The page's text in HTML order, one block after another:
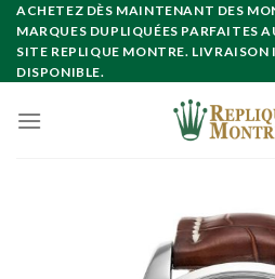
Skip
content
ACHETEZ DÈS MAINTENANT DES
MARQUES DUPLIQUÉES PARFAITES
SITE REPLIQUE MONTRE.
DISPONIBLE.